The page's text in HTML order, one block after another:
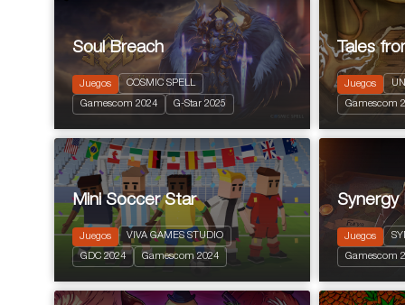
2023 PEGI 12
Free to Play RPG
Soul Breach
Juegos COSMIC SPELL
Gamescom 2024 G-Star 2025
2025 PEGI
Puzzle
Tales
Juegos
Gamescom
2024 PEGI 7
Sports
Mini Soccer Star
Juegos VIVA GAMES STUDIO
GDC 2024 Gamescom 2024
2024 PEGI
Turn based
Synergy
Juegos
Gamescom